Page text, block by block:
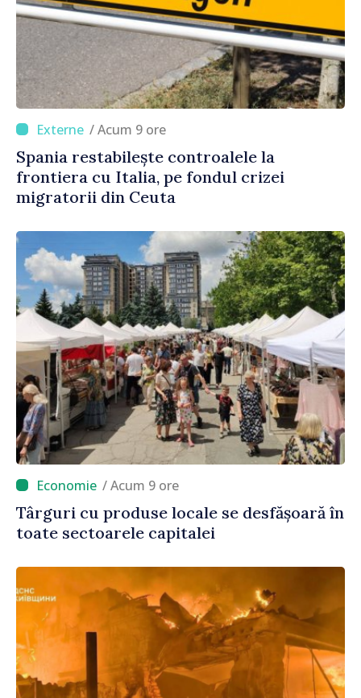
/ Acum 9 ore
Spania restabilește controalele la
frontiera cu Italia, pe fondul crizei
migratorii din Ceuta
/ Acum 9 ore
Târguri cu produse locale se desfășoară în
toate sectoarele capitalei